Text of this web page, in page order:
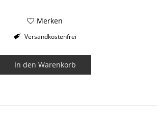
Merken
Versandkostenfrei
In den Warenkorb